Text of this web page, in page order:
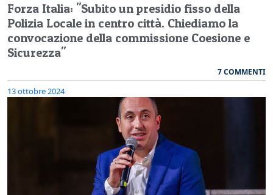
Forza Italia: "Subito un presidio fisso della
Polizia Locale in centro città. Chiediamo la
convocazione della commissione Coesione e
Sicurezza"
7 COMMENTI
13 ottobre 2024